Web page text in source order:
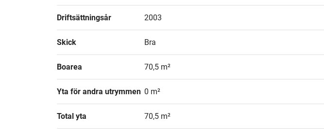
Driftsättningsår 2003
Skick Bra
Boarea 70,5 m²
Yta för andra utrymmen 0 m²
Total yta 70,5 m²